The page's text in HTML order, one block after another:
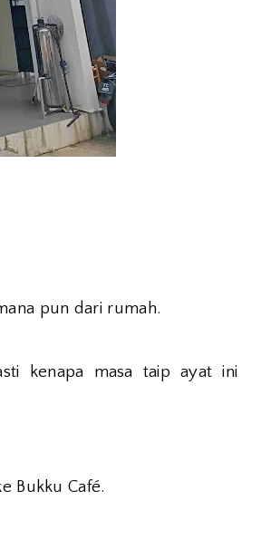
pun dari rumah.
kenapa masa taip ayat ini
Bukku Café.